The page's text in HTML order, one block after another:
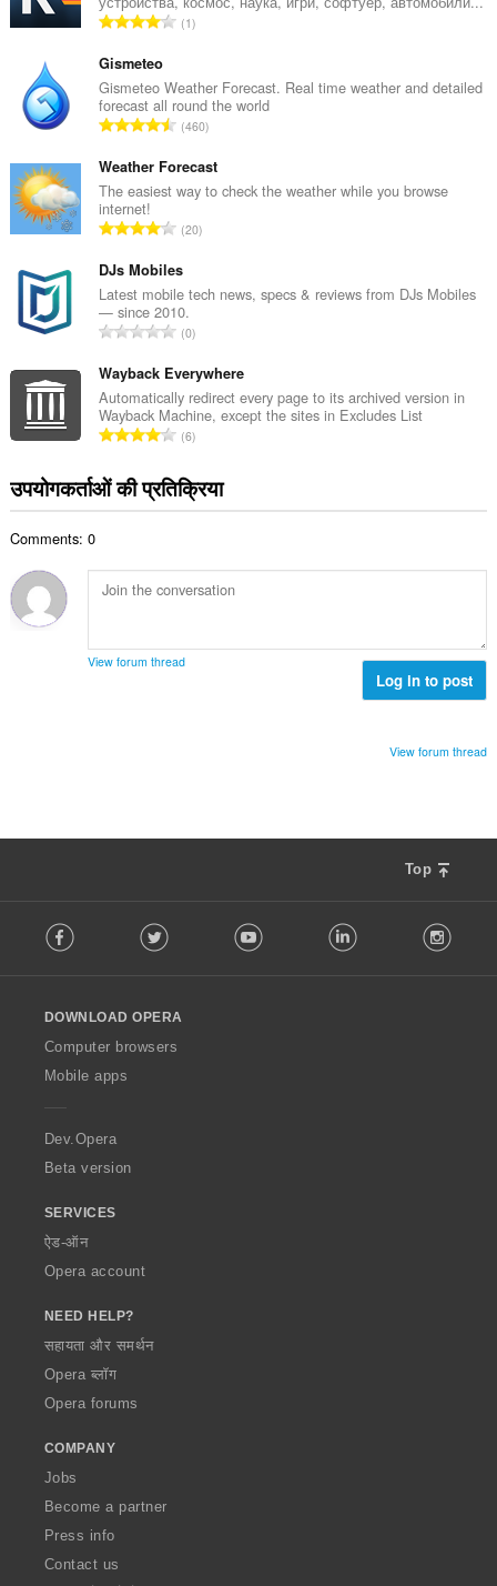
रे
की
कु
ल
ख्या
:
1
Gismeteo
Gismeteo Weather Forecast. Real time weather and detailed
forecast all round the world
रे
ग
की
ल
ख्या
:
460
Weather Forecast
The easiest way to check the weather while you browse
internet!
रे
ग
की
कु
ल
ख्या
:
20
DJs Mobiles
Latest mobile tech news, specs & reviews from DJs Mobiles
— since 2010.
रे
ग
की
कु
ल
ख्या
:
0
Wayback Everywhere
Automatically redirect every page to its archived version in
Wayback Machine, except the sites in Excludes List
रे
ग
की
सं
ख्या
6
उपयोगकर्ताओं की प्रतिक्रिया
Comments: 0
View forum thread
Log in to post
View forum thread
Top
o
w
O
p
a
Facebook Twitter Youtube LinkedIn
DOWNLOAD OPERA
Computer browsers
Mobile apps
Dev.Opera
Beta version
SERVICES
ऐड-ऑन
Opera account
NEED HELP?
सहायता और समर्थन
Opera ब्लॉग
Opera forums
COMPANY
Jobs
Become a partner
Press info
Contact us